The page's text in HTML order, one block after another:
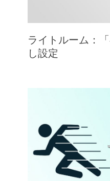
ライトルーム：
し設定